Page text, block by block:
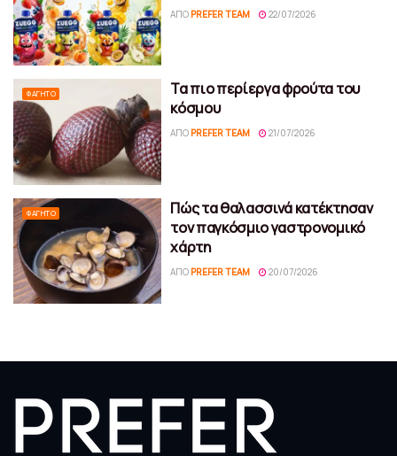
ΑΠΌ PREFER TEAM 22/07/2026
ΦΑΓΗΤΌ
Τα πιο περίεργα φρούτα του
κόσμου
ΑΠΌ PREFER TEAM 21/07/2026
ΦΑΓΗΤΌ
Πώς τα θαλασσινά κατέκτησαν
τον παγκόσμιο γαστρονομικό
χάρτη
ΑΠΌ PREFER TEAM 20/07/2026